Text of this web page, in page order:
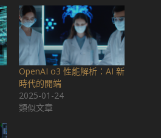
OpenAI o3 性能解析：AI 新
時代的開端
2025-01-24
類似文章